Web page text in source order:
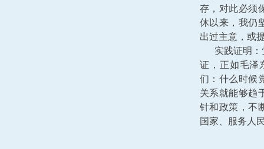
存，对此必须
休以来，我仍
出过主意，或
实践证明：
证，正如毛泽
们：什么时候
关系就能够趋
针和政策，不
国家、服务人